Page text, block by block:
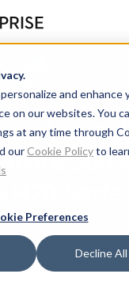
and enhance
on our websites. You
at any time through
our Cookie Policyto
Preferences
Decline All
300